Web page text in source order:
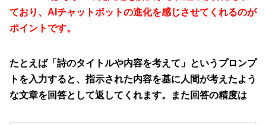
ており、AIチャットボットの進化を感じさせてくれるのが
ポイントです。
たとえば「詩のタイトルや内容を考えて」というプロンプ
トを入力すると、指示された内容を基に人間が考えたよう
な文章を回答として返してくれます。また回答の精度は